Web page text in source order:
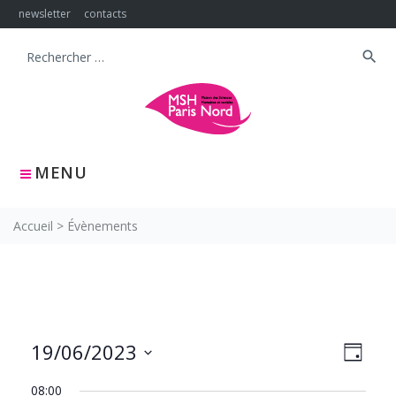
Skip
to
newsletter contacts
MENU
Search
search
Accueil > Évènements
PAR
de
vues
JOUR
19/06/2023
08:00